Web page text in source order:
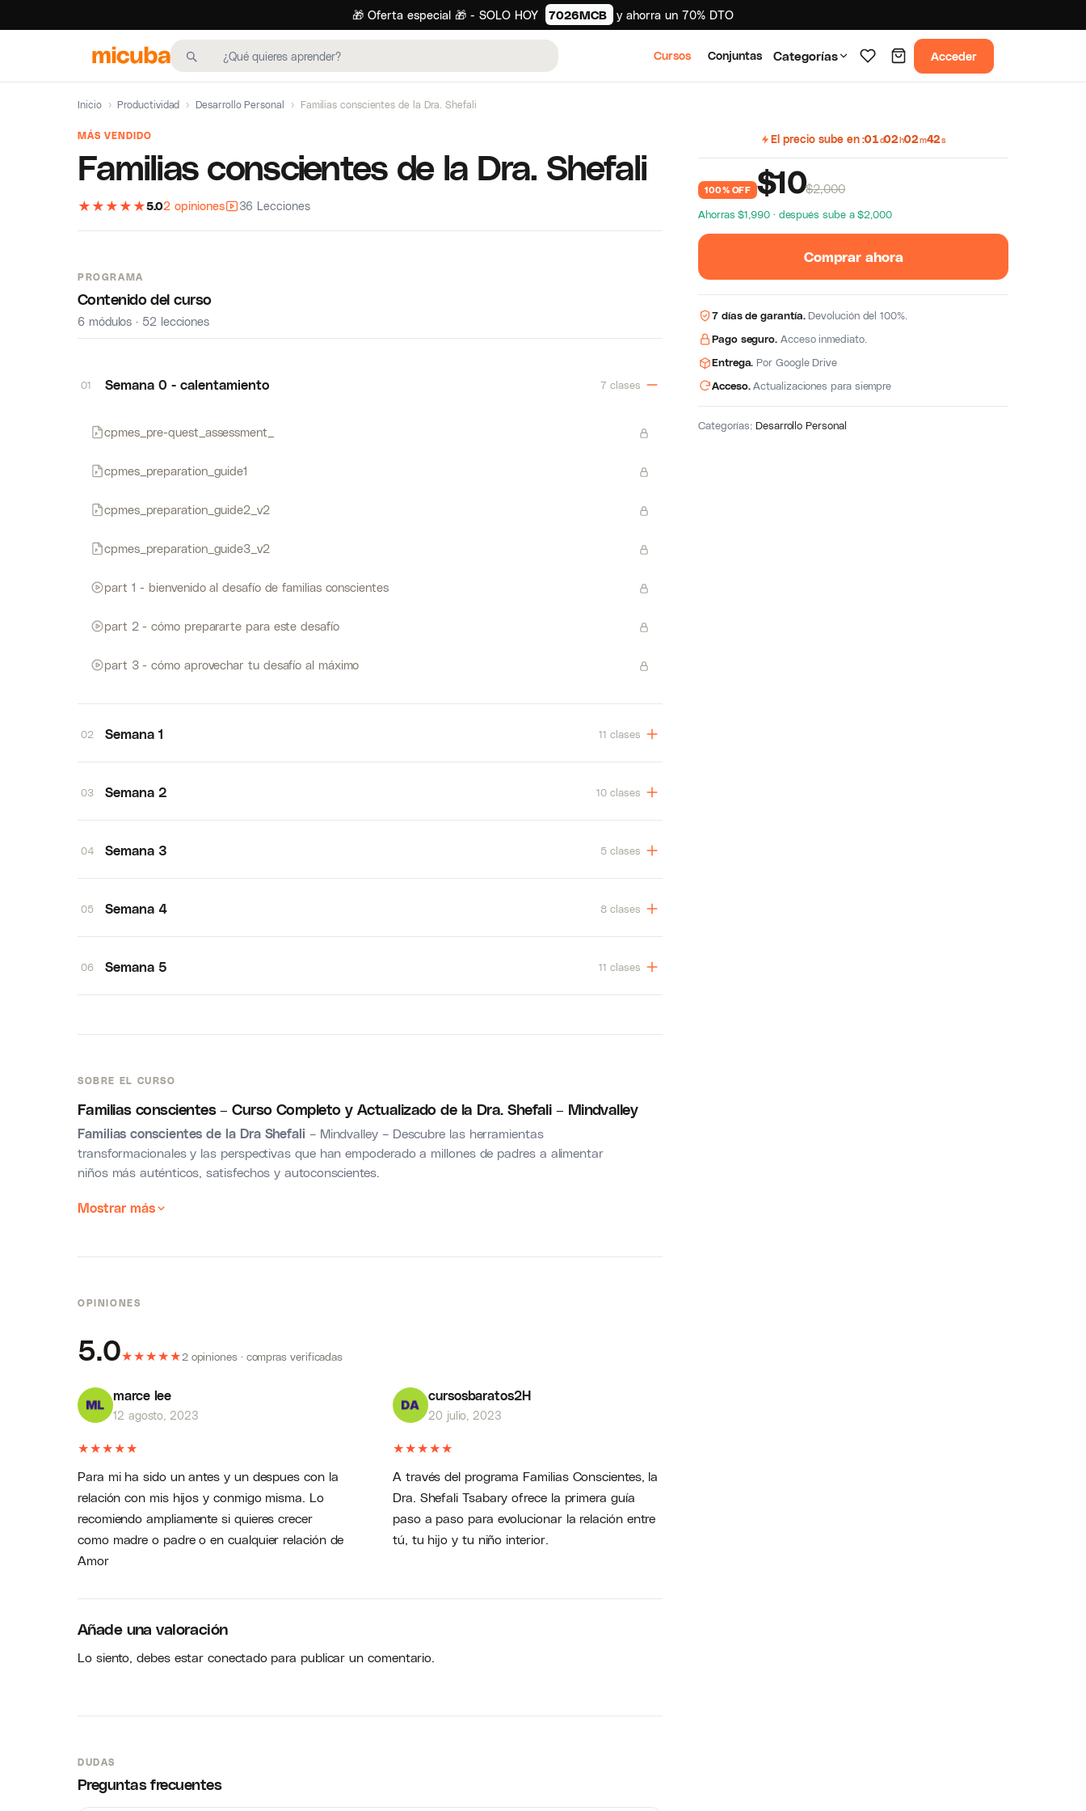
🎁 Oferta especial 🎁 - SOLO HOY 7026MCB y ahorra un 70% DTO
Cursos Conjuntas Categorías Acceder
Inicio › Productividad › Desarrollo Personal › Familias conscientes de la Dra. Shefali
MÁS VENDIDO
Familias conscientes de la Dra. Shefali
★ ★ ★ ★ ★5.02 opiniones 36 Lecciones
SOBRE EL CURSO
Familias conscientes – Curso Completo y Actualizado de la Dra. Shefali – Mindvalley
Familias conscientes de la Dra Shefali – Mindvalley – Descubre las herramientas
transformacionales y las perspectivas que han empoderado a millones de padres a alimentar
niños más auténticos, satisfechos y autoconscientes.
Mostrar más
PROGRAMA
Contenido del curso
6 módulos · 52 lecciones
01 Semana 0 - calentamiento 7 clases
cpmes_pre-quest_assessment_
cpmes_preparation_guide1
cpmes_preparation_guide2_v2
cpmes_preparation_guide3_v2
part 1 - bienvenido al desafío de familias conscientes
part 2 - cómo prepararte para este desafío
part 3 - cómo aprovechar tu desafío al máximo
02 Semana 1 11 clases
03 Semana 2 10 clases
04 Semana 3 5 clases
05 Semana 4 8 clases
06 Semana 5 11 clases
OPINIONES
5.0★★★★★2 opiniones · compras verificadas
marce lee
12 agosto, 2023
★★★★★
Para mi ha sido un antes y un despues con la
relación con mis hijos y conmigo misma. Lo
recomiendo ampliamente si quieres crecer
como madre o padre o en cualquier relación de
Amor
cursosbaratos2H
20 julio, 2023
★★★★★
A través del programa Familias Conscientes, la
Dra. Shefali Tsabary ofrece la primera guía
paso a paso para evolucionar la relación entre
tú, tu hijo y tu niño interior.
Añade una valoración
Lo siento, debes estarconectadopara publicar un comentario.
DUDAS
Preguntas frecuentes
El precio sube en 01d02h02m41s
100% OFF $10$2,000
Ahorras $1,990 · después sube a $2,000
Comprar ahora
7 días de garantía.Devolución del 100%.
Pago seguro. Acceso inmediato.
Entrega. Por Google Drive
Acceso.Actualizaciones para siempre
Categorías:Desarrollo Personal